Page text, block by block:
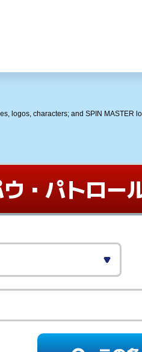
logos, characters; and SPIN
・パトロー